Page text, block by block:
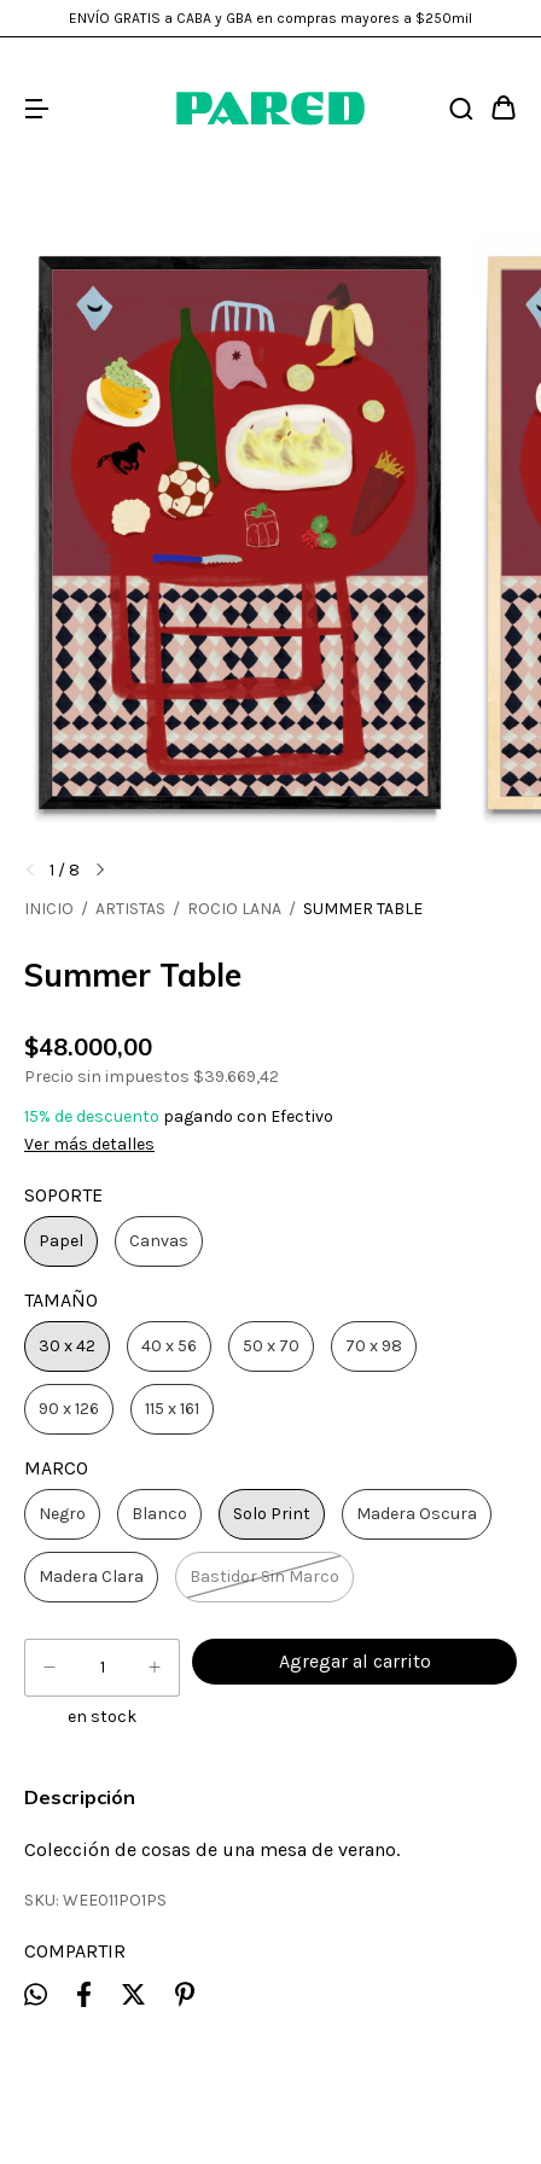
ENVÍO GRATIS a CABA y GBA en compras mayores a $250mil
1 /8
INICIO / ARTISTAS / ROCIO LANA / SUMMER TABLE
Summer Table
$48.000,00
Precio sin impuestos $39.669,42
15% de descuento pagando con Efectivo
Ver más detalles
SOPORTE
Papel Canvas
TAMAÑO
30 x 42 40 x 56 50 x 70 70 x 98
90 x 126 115 x 161
MARCO
Negro Blanco Solo Print Madera Oscura
Madera Clara Bastidor Sin Marco
en stock
Descripción
Colección de cosas de una mesa de verano.
SKU: WEE011PO1PS
COMPARTIR